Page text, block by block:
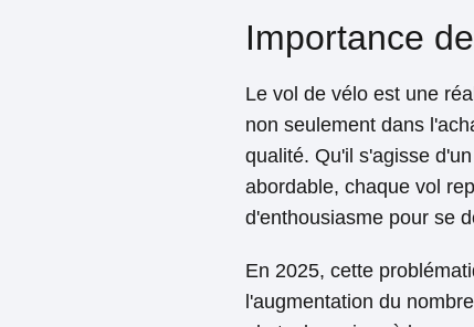
Importance
Le vol de vélo est une
non seulement dans
qualité. Qu'il s'agisse
abordable, chaque vol
d'enthousiasme pour se
En 2025, cette
l'augmentation du